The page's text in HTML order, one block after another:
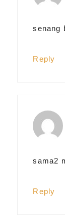
senang
Reply
sama2
Reply